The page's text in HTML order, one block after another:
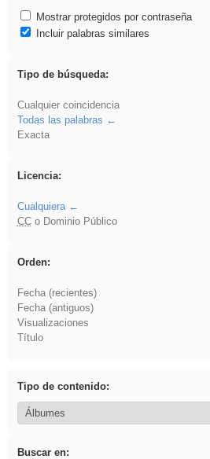
Mostrar protegidos por contraseña
Incluir palabras similares
Tipo de búsqueda:
Cualquier coincidencia
Todas las palabras
Exacta
Licencia:
Cualquiera
CCo Dominio Público
Orden:
Fecha (recientes)
Fecha (antiguos)
Visualizaciones
Título
Tipo de contenido:
Buscar en: